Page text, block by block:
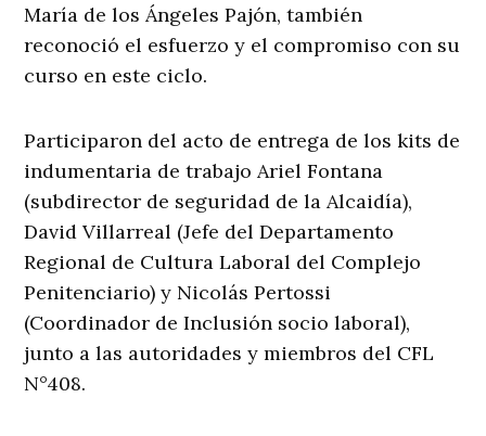
María de los Ángeles Pajón, también
reconoció el esfuerzo y el compromiso con su
curso en este ciclo.
Participaron del acto de entrega de los kits de
indumentaria de trabajo Ariel Fontana
(subdirector de seguridad de la Alcaidía),
David Villarreal (Jefe del Departamento
Regional de Cultura Laboral del Complejo
Penitenciario) y Nicolás Pertossi
(Coordinador de Inclusión socio laboral),
junto a las autoridades y miembros del CFL
N°408.